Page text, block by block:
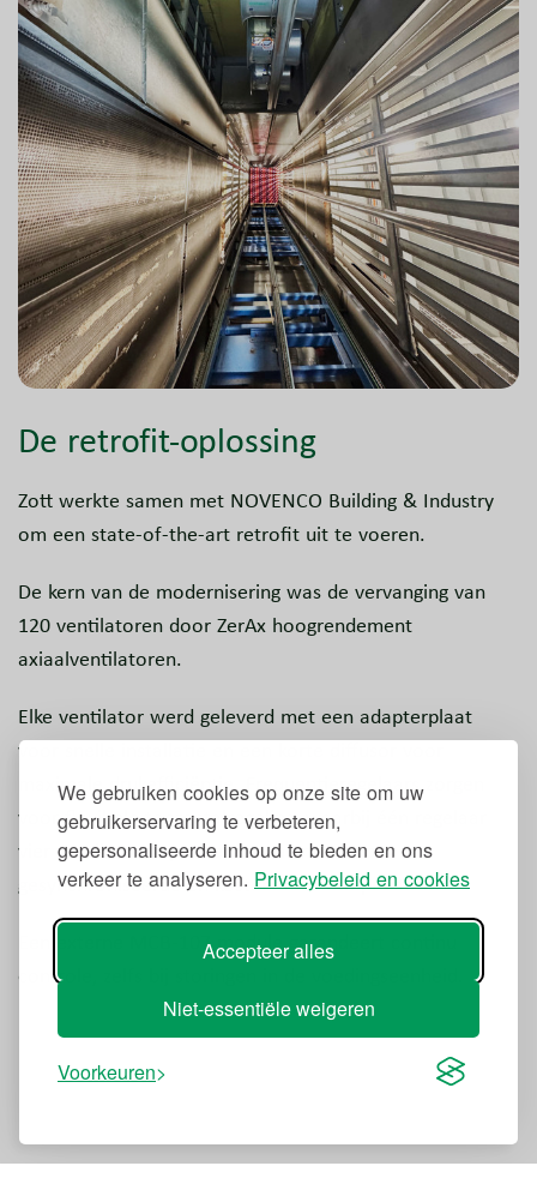
We gebruiken cookies op onze site om uw
gebruikerservaring te verbeteren,
gepersonaliseerde inhoud te bieden en ons
verkeer te analyseren. Privacybeleid en cookies
Accepteer alles
Niet-essentiële weigeren
Voorkeuren
De retrofit-oplossing
Zott werkte samen met NOVENCO Building & Industry
om een state-of-the-art retrofit uit te voeren.
De kern van de modernisering was de vervanging van
120 ventilatoren door ZerAx hoogrendement
axiaalventilatoren.
Elke ventilator werd geleverd met een adapterplaat
voor snelle installatie en een korte diffusor voor
maximale drukefficiëntie. Frequentieregelaars zorgen
voor flexibele toerentalregeling, waarbij één regelaar
vier ventilatoren per sector aanstuurt voor
gesynchroniseerde en kostenefficiënte prestaties.
Een externe MCB-107 module garandeert continu
controle, zelfs bij storingen in de voedingseenheid.